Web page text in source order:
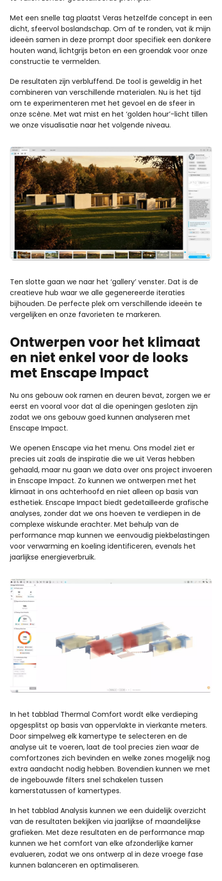
Met een snelle tag plaatst Veras hetzelfde concept in een
dicht, sfeervol boslandschap. Om af te ronden, vat ik mijn
ideeën samen in deze prompt door specifiek een donkere
houten wand, lichtgrijs beton en een groendak voor onze
constructie te vermelden.
De resultaten zijn verbluffend. De tool is geweldig in het
combineren van verschillende materialen. Nu is het tijd
om te experimenteren met het gevoel en de sfeer in
onze scène. Met wat mist en het ‘golden hour’-licht tillen
we onze visualisatie naar het volgende niveau.
Ten slotte gaan we naar het ‘gallery’ venster. Dat is de
creatieve hub waar we alle gegenereerde iteraties
bijhouden. De perfecte plek om verschillende ideeën te
vergelijken en onze favorieten te markeren.
Ontwerpen voor het klimaat
en niet enkel voor de looks
met Enscape Impact
Nu ons gebouw ook ramen en deuren bevat, zorgen we er
eerst en vooral voor dat al die openingen gesloten zijn
zodat we ons gebouw goed kunnen analyseren met
Enscape Impact.
We openen Enscape via het menu. Ons model ziet er
precies uit zoals de inspiratie die we uit Veras hebben
gehaald, maar nu gaan we data over ons project invoeren
in Enscape Impact. Zo kunnen we ontwerpen met het
klimaat in ons achterhoofd en niet alleen op basis van
esthetiek. Enscape Impact biedt gedetailleerde grafische
analyses, zonder dat we ons hoeven te verdiepen in de
complexe wiskunde erachter. Met behulp van de
performance map kunnen we eenvoudig piekbelastingen
voor verwarming en koeling identificeren, evenals het
jaarlijkse energieverbruik.
In het tabblad Thermal Comfort wordt elke verdieping
opgesplitst op basis van oppervlakte in vierkante meters.
Door simpelweg elk kamertype te selecteren en de
analyse uit te voeren, laat de tool precies zien waar de
comfortzones zich bevinden en welke zones mogelijk nog
extra aandacht nodig hebben. Bovendien kunnen we met
de ingebouwde filters snel schakelen tussen
kamerstatussen of kamertypes.
In het tabblad Analysis kunnen we een duidelijk overzicht
van de resultaten bekijken via jaarlijkse of maandelijkse
grafieken. Met deze resultaten en de performance map
kunnen we het comfort van elke afzonderlijke kamer
evalueren, zodat we ons ontwerp al in deze vroege fase
kunnen balanceren en optimaliseren.